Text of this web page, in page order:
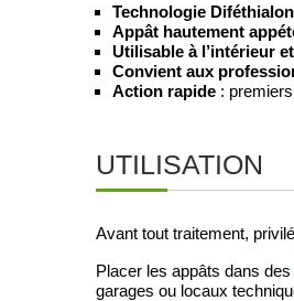
Technologie
Appât hautement
Utilisable à l’intérieur
Convient aux
Action rapide :
UTILISATION
Avant tout traitement,
Placer les appâts dans des
garages ou locaux